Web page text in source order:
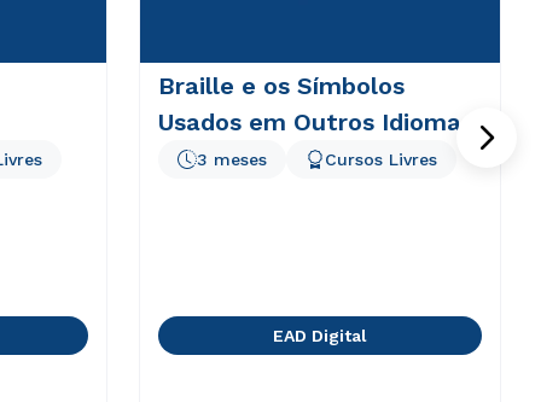
Braille e os Símbolos
Usados em Outros Idiomas
3 meses Cursos Livres
EAD Digital